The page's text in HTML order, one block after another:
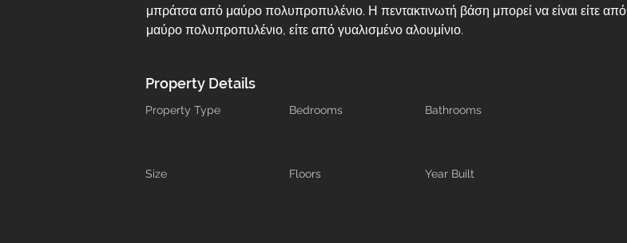
μπράτσα από μαύρο πολυπροπυλένιο. Η πεντακτινωτή βάση μπορεί να είναι είτε από
μαύρο πολυπροπυλένιο, είτε από γυαλισμένο αλουμίνιο.
Property Details
Property Type Bedrooms Bathrooms
Size Floors Year Built